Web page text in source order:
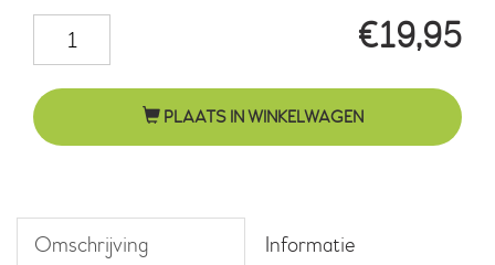
€19,95
Tania
cirkels
zwart-PLAATS IN WINKELWAGEN
Omschrijving Informatie